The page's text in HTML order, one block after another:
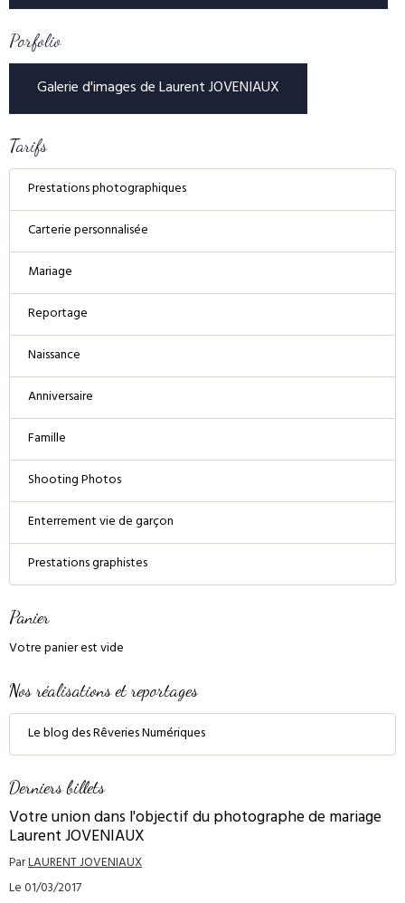
Porfolio
Galerie d'images de Laurent JOVENIAUX
Tarifs
Prestations photographiques
Carterie personnalisée
Mariage
Reportage
Naissance
Anniversaire
Famille
Shooting Photos
Enterrement vie de garçon
Prestations graphistes
Panier
Votre panier est vide
Nos réalisations et reportages
Le blog des Rêveries Numériques
Derniers billets
Votre union dans l'objectif du photographe de mariage
Laurent JOVENIAUX
ParLAURENT JOVENIAUX
Le 01/03/2017